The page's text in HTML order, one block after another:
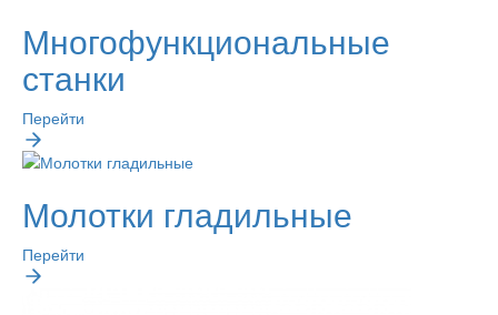
Многофункциональные
станки
Перейти
Молотки гладильные
Перейти